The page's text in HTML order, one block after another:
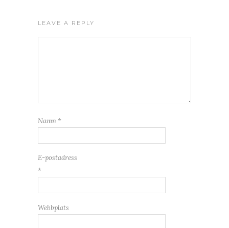
LEAVE A REPLY
Namn *
E-postadress
*
Webbplats